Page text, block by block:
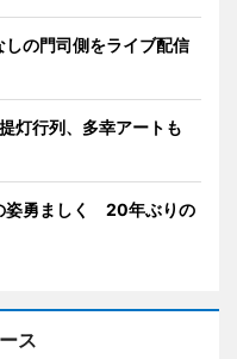
の門司側をライブ配信
灯行列、多幸アートも
姿勇ましく 20年ぶりの
ス